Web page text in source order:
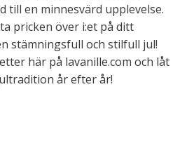
till en minnesvärd upplevelse.
pricken över i:et på ditt
stämningsfull och stilfull jul!
här på lavanille.com och låt
år efter år!